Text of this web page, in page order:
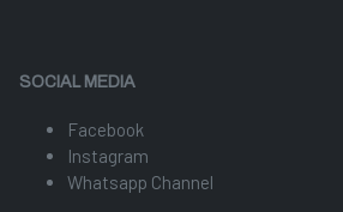
SOCIAL MEDIA
Facebook
Instagram
Whatsapp Channel